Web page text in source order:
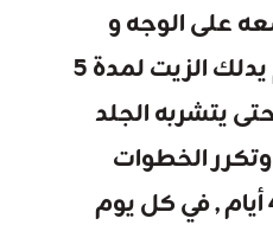
على الوجه و
المناطق الحساسة ثم يدلك الزيت لمدة 5
يتشربه الجلد
ساعات وتكرر الخطوات
السابقة لمدة من 3 : 4 أيام , في كل يوم